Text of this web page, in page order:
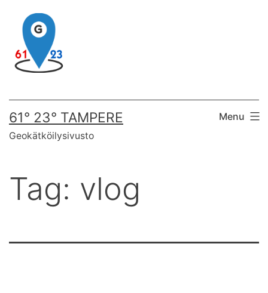
content
61° 23° TAMPERE
Geokätköilysivusto
Menu
Tag: vlog